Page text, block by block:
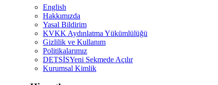
English
Hakkımızda
Yasal Bildirim
KVKK Aydınlatma Yükümlülüğü
Gizlilik ve Kullanım
Politikalarımız
DETSİSYeni Sekmede Açılır
Kurumsal Kimlik